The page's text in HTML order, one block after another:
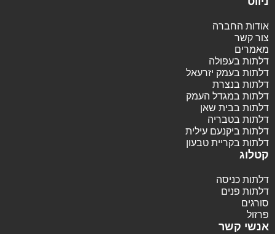
אודות החברה
צור קשר
מאמרים
דלתות בעפולה
דלתות בעמק יזרעאל
דלתות בנצרת
דלתות במגדל העמק
דלתות בבית שאן
דלתות בטבריה
דלתות ביקנעם עילית
דלתות בקריית טבעון
קטלוג
דלתות כניסה
דלתות פנים
סורגים
פרזול
אנשי קשר